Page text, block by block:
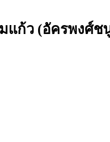
แก้ว (อัครพงศ์ช